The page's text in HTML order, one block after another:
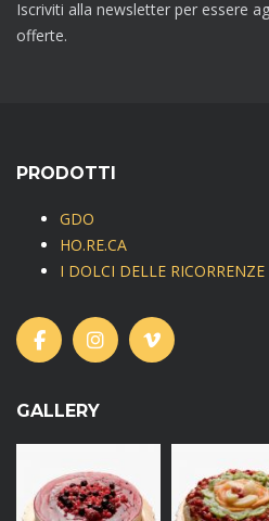
Iscriviti alla newsletter per essere
offerte.
PRODOTTI
GDO
HO.RE.CA
I DOLCI DELLE RICORRENZE
GALLERY